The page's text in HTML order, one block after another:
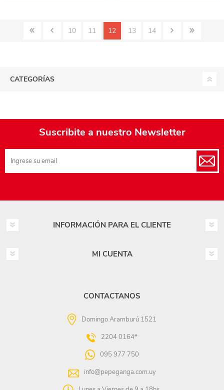
10 11 12 13 14
CATEGORÍAS
Suscribite a nuestro Newsletter
INFORMACIÓN PARA EL CLIENTE
MI CUENTA
CONTACTANOS
Domingo Aramburú 1521
2204 0164*
095 977 750
info@pepeganga.com.uy